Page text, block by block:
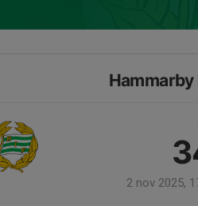
Hammarby
2 nov 2025,